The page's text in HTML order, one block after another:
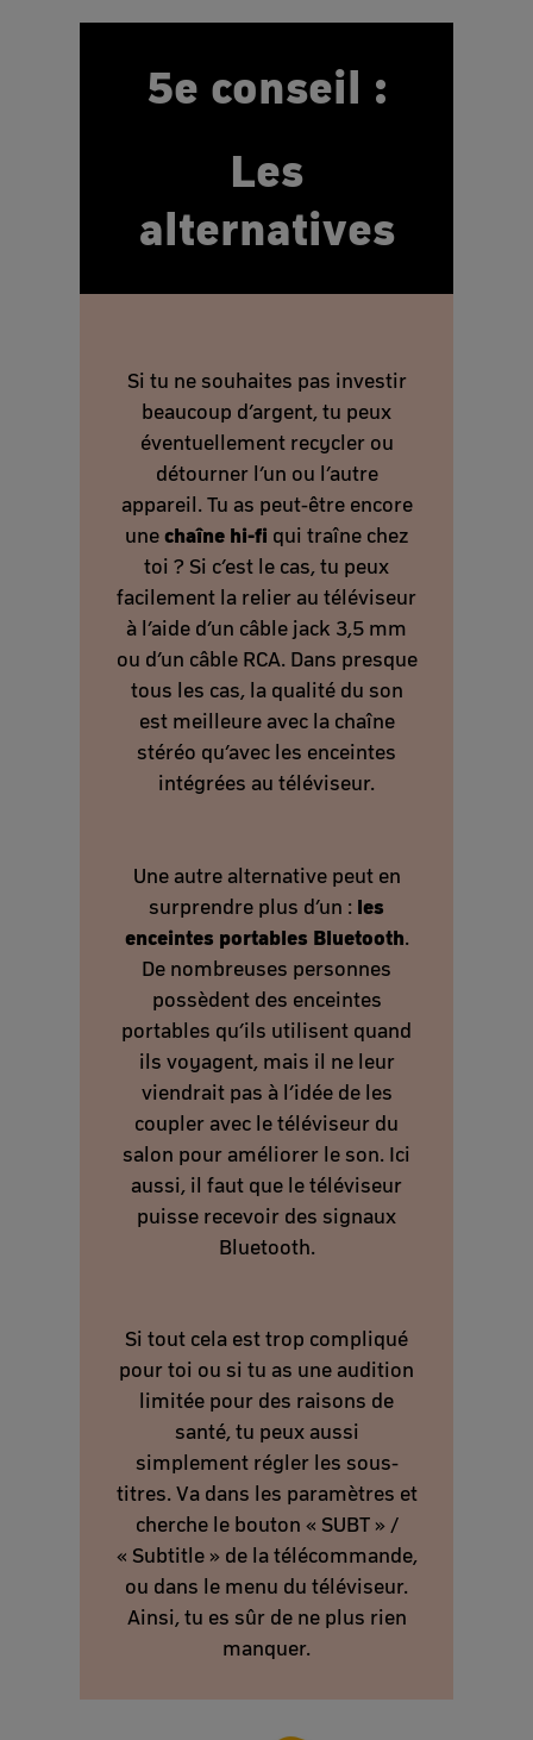
5e conseil :
Les
alternatives
Si tu ne souhaites pas investir
beaucoup d’argent, tu peux
éventuellement recycler ou
détourner l’un ou l’autre
appareil. Tu as peut-être encore
une chaîne hi-fi qui traîne chez
toi ? Si c’est le cas, tu peux
facilement la relier au téléviseur
à l’aide d’un câble jack 3,5 mm
ou d’un câble RCA. Dans presque
tous les cas, la qualité du son
est meilleure avec la chaîne
stéréo qu’avec les enceintes
intégrées au téléviseur.
Une autre alternative peut en
surprendre plus d’un : les
enceintes portables Bluetooth.
De nombreuses personnes
possèdent des enceintes
portables qu’ils utilisent quand
ils voyagent, mais il ne leur
viendrait pas à l’idée de les
coupler avec le téléviseur du
salon pour améliorer le son. Ici
aussi, il faut que le téléviseur
puisse recevoir des signaux
Bluetooth.
Si tout cela est trop compliqué
pour toi ou si tu as une audition
limitée pour des raisons de
santé, tu peux aussi
simplement régler les sous-
titres. Va dans les paramètres et
cherche le bouton « SUBT » /
« Subtitle » de la télécommande,
ou dans le menu du téléviseur.
Ainsi, tu es sûr de ne plus rien
manquer.